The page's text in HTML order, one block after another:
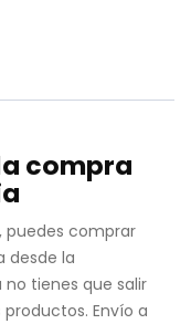
compra
puedes comprar
desde la
tienes que salir
Envío a